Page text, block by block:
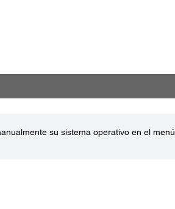
su sistema operativo en el menú